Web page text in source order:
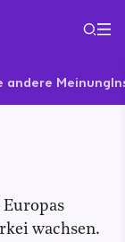
andere Meinung
wachsen.